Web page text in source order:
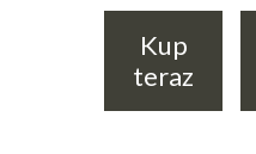
Kup
teraz